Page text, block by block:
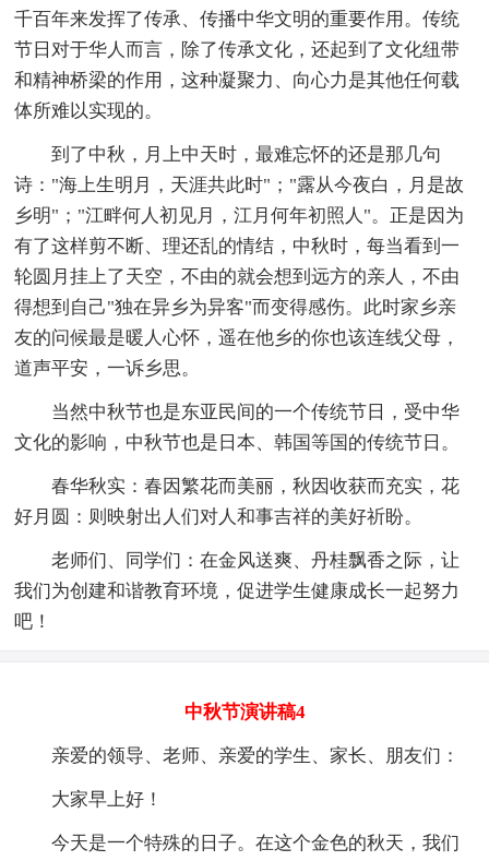
千百年来发挥了传承、传播中华文明的重要作用。传统
节日对于华人而言，除了传承文化，还起到了文化纽带
和精神桥梁的作用，这种凝聚力、向心力是其他任何载
体所难以实现的。
到了中秋，月上中天时，最难忘怀的还是那几句
诗："海上生明月，天涯共此时"；"露从今夜白，月是故
乡明"；"江畔何人初见月，江月何年初照人"。正是因为
有了这样剪不断、理还乱的情结，中秋时，每当看到一
轮圆月挂上了天空，不由的就会想到远方的亲人，不由
得想到自己"独在异乡为异客"而变得感伤。此时家乡亲
友的问候最是暖人心怀，遥在他乡的你也该连线父母，
道声平安，一诉乡思。
当然中秋节也是东亚民间的一个传统节日，受中华
文化的影响，中秋节也是日本、韩国等国的传统节日。
春华秋实：春因繁花而美丽，秋因收获而充实，花
好月圆：则映射出人们对人和事吉祥的美好祈盼。
老师们、同学们：在金风送爽、丹桂飘香之际，让
我们为创建和谐教育环境，促进学生健康成长一起努力
吧！
中秋节演讲稿4
亲爱的领导、老师、亲爱的学生、家长、朋友们：
大家早上好！
今天是一个特殊的日子。在这个金色的秋天，我们